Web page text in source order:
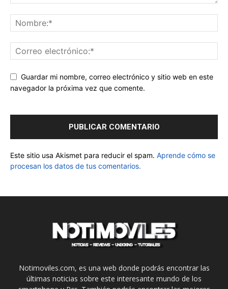
Guardar mi nombre, correo electrónico y sitio web en este
navegador la próxima vez que comente.
Este sitio usa Akismet para reducir el spam. Aprende cómo se
procesan los datos de tus comentarios.
Notimoviles.com, es una web donde podrás encontrar las
últimas noticias sobre este interesante mundo de los